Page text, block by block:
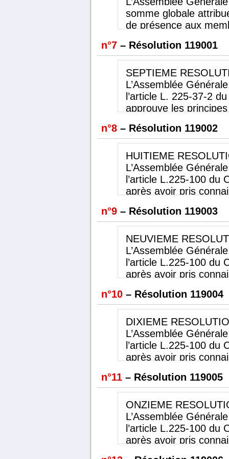
- 2014/2015 1,07
- 2015/2016 1,07
somme globale
de présence aux
L’Assemblée
d’Administration de
présence
réserve que soit
l’allocation du
n°7 – Résolution 119001
SEPTIEME
L’Assemblée
l’article L. 225-37-2
approuve les
variables et
les avantages de
attribuables aux
2018-2019, tels que
Gouvernement
la politique décidée au
Générale Ordinaire
2018.
n°8 – Résolution 119002
HUITIEME
L’Assemblée
l’article L.225-100 du
après avoir pris
variables et
les avantages de
attribués au Président
BALLU, au titre de
septembre 2018, tels
Gouvernement
votée l’année
Générale.
n°9 – Résolution 119003
NEUVIEME
L’Assemblée
l’article L.225-100 du
après avoir pris
variables et
les avantages de
attribués au
l’exercice clos le 30
que présentés dans
d’Entreprise. Les
par l’Assemblée
n°10 – Résolution 119004
DIXIEME
L’Assemblée
l’article L.225-100 du
après avoir pris
variables et
les avantages de
attribués au
de l’exercice clos le
2018, tels que
d’Entreprise. Les
n°11 – Résolution 119005
ONZIEME
L’Assemblée
l’article L.225-100 du
après avoir pris